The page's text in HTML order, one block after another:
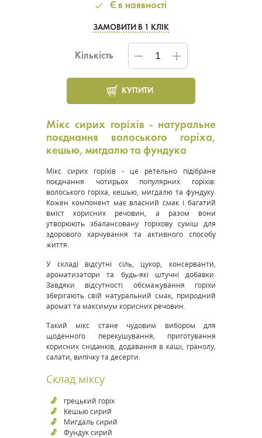
Є в наявності
ЗАМОВИТИ В 1 КЛІК
Кількість
КУПИТИ
Мікс сирих горіхів - натуральне
поєднання волоського горіха,
кешью, мигдалю та фундука
Мікс сирих горіхів - це ретельно підібране
поєднання чотирьох популярних горіхів:
волоського горіха, кешью, мигдалю та фундуку.
Кожен компонент має власний смак і багатий
вміст корисних речовин, а разом вони
утворюють збалансовану горіхову суміш для
здорового харчування та активного способу
життя.
У складі відсутні сіль, цукор, консерванти,
ароматизатори та будь-які штучні добавки.
Завдяки відсутності обсмажування горіхи
зберігають свій натуральний смак, природний
аромат та максимум корисних речовин.
Такий мікс стане чудовим вибором для
щоденного перекушування, приготування
корисних сніданків, додавання в каші, гранолу,
салати, випічку та десерти.
Склад міксу
грецький горіх
Кешью сирий
Мигдаль сирий
Фундук сирий